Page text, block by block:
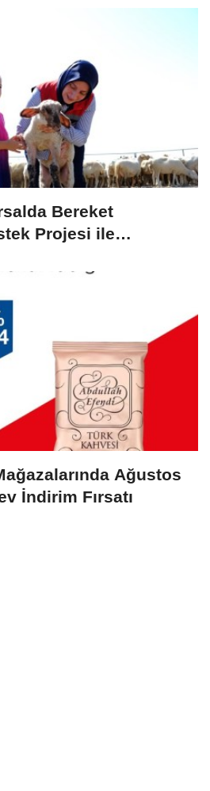
Bereket
Projesi ile
Ağustos
İndirim Fırsatı